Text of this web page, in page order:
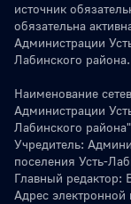
источник
обязательна
Администрации
Лабинского района.
Наименование
Администрации
Лабинского района"
Учредитель:
поселения Усть-
Главный
Адрес электронной